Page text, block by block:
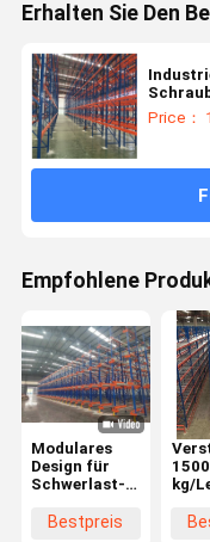
Erhalten Sie Den
Price：
Empfohlene
Modulares
Design für
Schwerlast-
fürBestpreis
kg/